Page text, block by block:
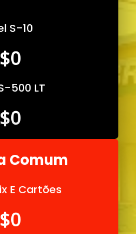
S-10
0
500 LT
0
Comum
E Cartões
0